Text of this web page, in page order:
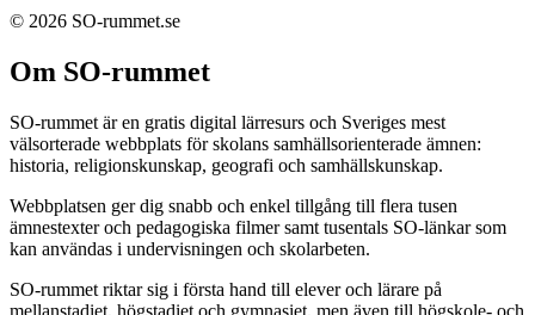
© 2026 SO-rummet.se
Om SO-rummet
SO-rummet är en gratis digital lärresurs och Sveriges mest
välsorterade webbplats för skolans samhällsorienterade ämnen:
historia, religionskunskap, geografi och samhällskunskap.
Webbplatsen ger dig snabb och enkel tillgång till flera tusen
ämnestexter och pedagogiska filmer samt tusentals SO-länkar som
kan användas i undervisningen och skolarbeten.
SO-rummet riktar sig i första hand till elever och lärare på
mellanstadiet, högstadiet och gymnasiet, men även till högskole- och